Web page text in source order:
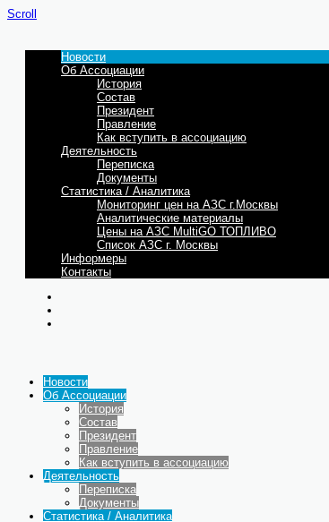
Scroll
Новости
Об Ассоциации
История
Состав
Президент
Правление
Как вступить в ассоциацию
Деятельность
Переписка
Документы
Статистика / Аналитика
Мониторинг цен на АЗС г.Москвы
Аналитические материалы
Цены на АЗС MultiGO ТОПЛИВО
Список АЗС г. Москвы
Информеры
Контакты
Новости
Об Ассоциации
История
Состав
Президент
Правление
Как вступить в ассоциацию
Деятельность
Переписка
Документы
Статистика / Аналитика